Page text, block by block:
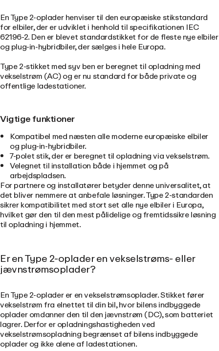
En Type 2-oplader henviser til den europæiske stikstandard
for elbiler, der er udviklet i henhold til specifikationen IEC
62196-2. Den er blevet standardstikket for de fleste nye elbiler
og plug-in-hybridbiler, der sælges i hele Europa.
Type 2-stikket med syv ben er beregnet til opladning med
vekselstrøm (AC) og er nu standard for både private og
offentlige ladestationer.
Vigtige funktioner
Kompatibel med næsten alle moderne europæiske elbiler
og plug-in-hybridbiler.
7-polet stik, der er beregnet til opladning via vekselstrøm.
Velegnet til installation både i hjemmet og på
arbejdspladsen.
For partnere og installatører betyder denne universalitet, at
det bliver nemmere at anbefale løsninger. Type 2-standarden
sikrer kompatibilitet med stort set alle nye elbiler i Europa,
hvilket gør den til den mest pålidelige og fremtidssikre løsning
til opladning i hjemmet.
Er en Type 2-oplader en vekselstrøms- eller
jævnstrømsoplader?
En Type 2-oplader er en vekselstrømsoplader. Stikket fører
vekselstrøm fra elnettet til din bil, hvor bilens indbyggede
oplader omdanner den til den jævnstrøm (DC), som batteriet
lagrer. Derfor er opladningshastigheden ved
vekselstrømsopladning begrænset af bilens indbyggede
oplader og ikke alene af ladestationen.